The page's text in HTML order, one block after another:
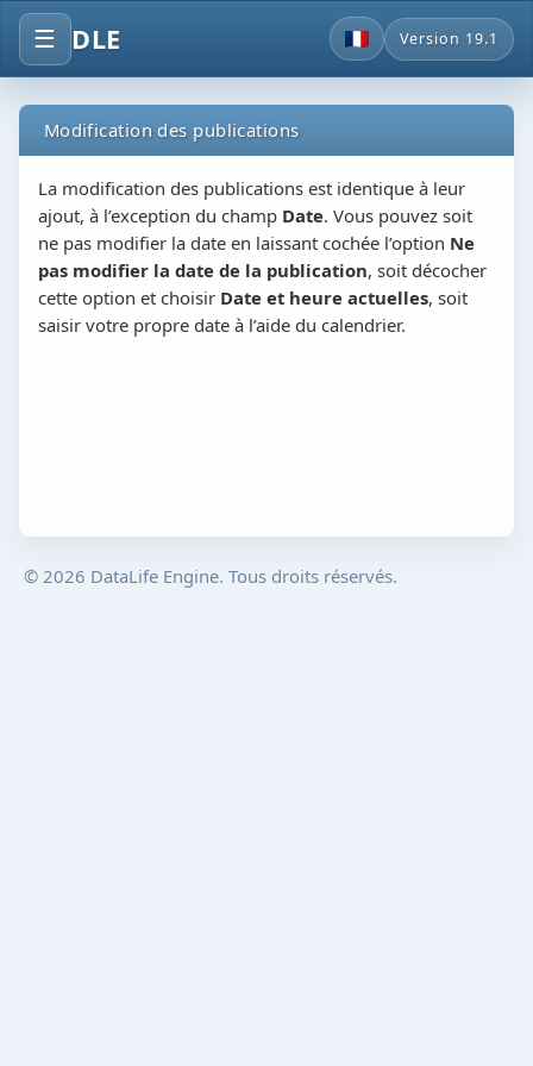
☰ DLE Version 19.1
Modification des publications
La modification des publications est identique à leur
ajout, à l’exception du champ Date. Vous pouvez soit
ne pas modifier la date en laissant cochée l’option Ne
pas modifier la date de la publication, soit décocher
cette option et choisir Date et heure actuelles, soit
saisir votre propre date à l’aide du calendrier.
© 2026 DataLife Engine. Tous droits réservés.